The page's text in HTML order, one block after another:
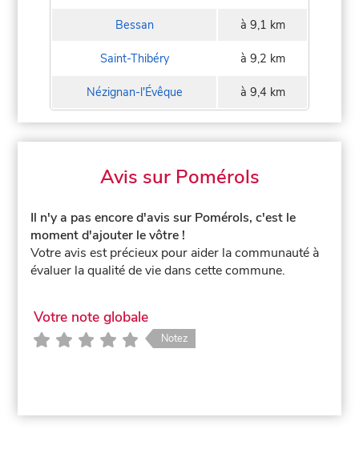
Bessan à 9,1 km
Saint-Thibéry à 9,2 km
Nézignan-l'Évêque à 9,4 km
Avis sur Pomérols
Il n'y a pas encore d'avis sur Pomérols, c'est le
moment d'ajouter le vôtre !
Votre avis est précieux pour aider la communauté à
évaluer la qualité de vie dans cette commune.
Votre note globale
Notez